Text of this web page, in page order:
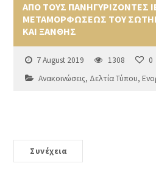
ΑΠΟ ΤΟΥΣ ΠΑΝΗΓΥΡΙΖΟΝΤΕΣ
ΜΕΤΑΜΟΡΦΩΣΕΩΣ ΤΟΥ
ΚΑΙ ΞΑΝΘΗΣ
7 August 2019 1308
0
Ανακοινώσεις, Δελτία Τύπου,
Συνέχεια